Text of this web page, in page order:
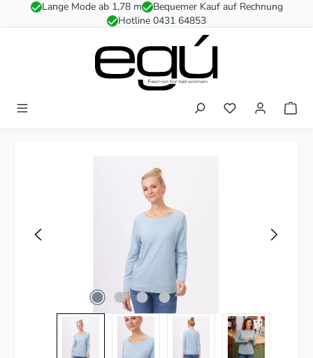
Zum Hauptinhalt springen
Lange Mode ab 1,78 m
Bequemer Kauf auf Rechnung
Hotline 0431 64853
Du hast 0